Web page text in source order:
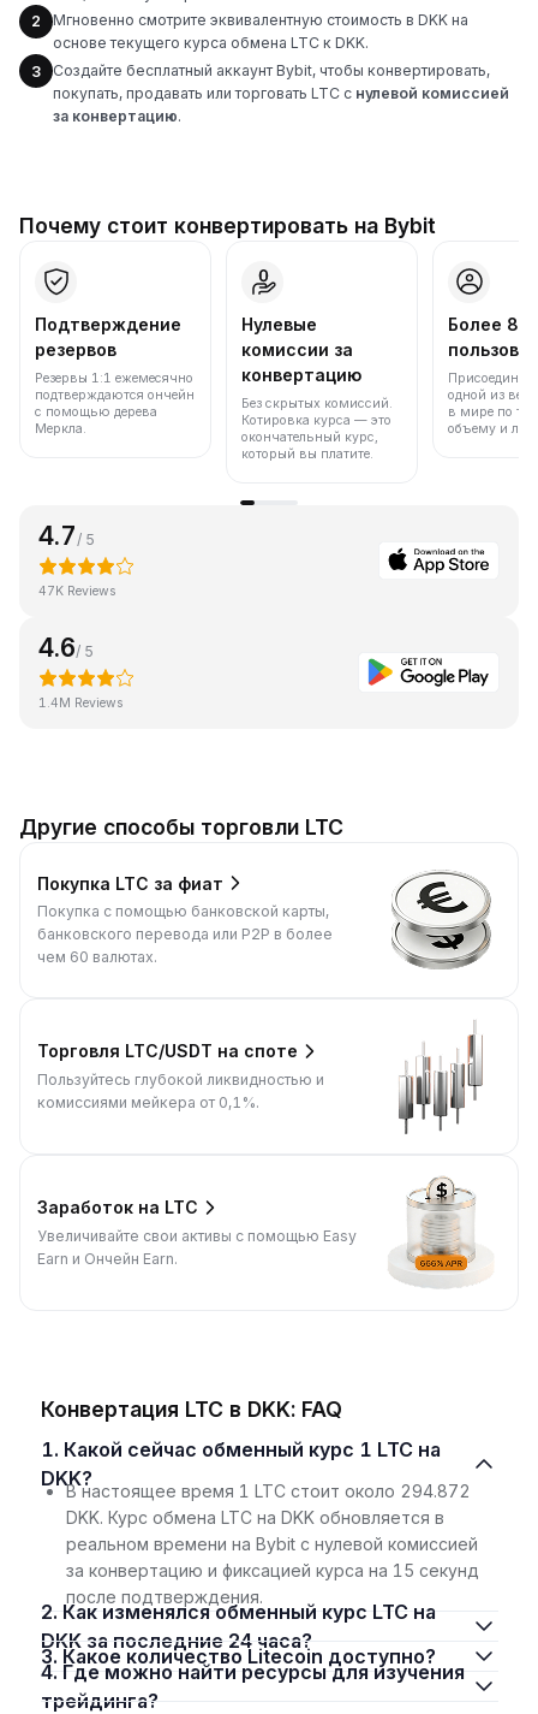
2
Мгновенно смотрите эквивалентную стоимость в DKK на
основе текущего курса обмена LTC к DKK.
3
Создайте бесплатный аккаунт Bybit, чтобы конвертировать,
покупать, продавать или торговать LTC с нулевой комиссией
за конвертацию.
Почему стоит конвертировать на Bybit
Подтверждение
резервов
Резервы 1:1 ежемесячно
подтверждаются ончейн
с помощью дерева
Меркла.
Нулевые
комиссии за
конвертацию
Без скрытых комиссий.
Котировка курса — это
окончательный курс,
который вы платите.
Более 86
одной из
в мире по
объему и
4.7 / 5
47K Reviews
4.6/ 5
1.4M Reviews
Другие способы торговли LTC
Покупка LTC за фиат
Покупка с помощью банковской карты,
банковского перевода или P2P в более
чем 60 валютах.
Торговля LTC/USDT на споте
Пользуйтесь глубокой ликвидностью и
комиссиями мейкера от 0,1%.
Заработок на LTC
Увеличивайте свои активы с помощью Easy
Earn и Ончейн Earn.
Конвертация LTC в DKK: FAQ
1. Какой сейчас обменный курс 1 LTC на
DKK?
В настоящее время 1 LTC стоит около 294.872
DKK. Курс обмена LTC на DKK обновляется в
реальном времени на Bybit с нулевой комиссией
за конвертацию и фиксацией курса на 15 секунд
после подтверждения.
2. Как изменялся обменный курс LTC на
DKK за последние 24 часа?
3. Какое количество Litecoin доступно?
4. Где можно найти ресурсы для изучения
трейдинга?